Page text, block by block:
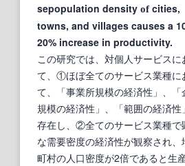
sepopulation density ofcities,
towns, and villages causes a
20% increase in productivity.
この研究では、対個人サービスに
て、①ほぼ全てのサービス業種に
て、「事業所規模の経済性」、「
規模の経済性」、「範囲の経済性
存在し、②全てのサービス業種で
な需要密度の経済性が観察され、
町村の人口密度が2倍であると生